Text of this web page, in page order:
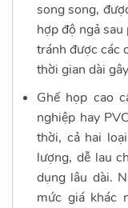
song song,
hợpđộ ngả
tránh được các
thời gian dài
Ghế họp cao
nghiệp hay
thời, cả hai
lượng, dễ lau
dụng lâu dài.
mức giá khác